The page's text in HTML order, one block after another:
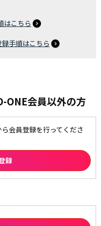
はこちら
手順はこちら
ONE会員以外の方
会員登録を行ってくださ